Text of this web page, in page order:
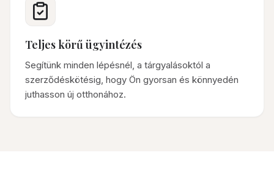
Teljes körű ügyintézés
Segítünk minden lépésnél, a tárgyalásoktól a
szerződéskötésig, hogy Ön gyorsan és könnyedén
juthasson új otthonához.